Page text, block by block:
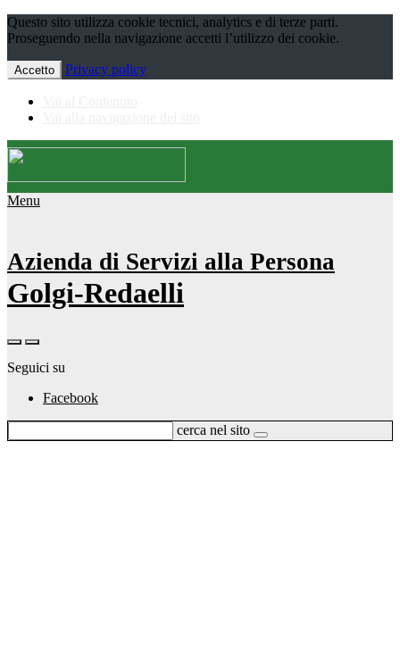
Questo sito utilizza cookie tecnici, analytics e di terze parti.
Proseguendo nella navigazione accetti l’utilizzo dei cookie.
Accetto Privacy policy
Menu
Azienda di Servizi alla Persona
Golgi-Redaelli
Seguici su
Facebook
cerca nel sito